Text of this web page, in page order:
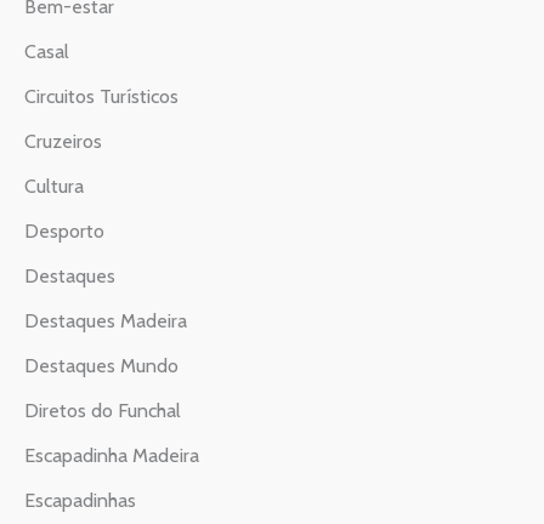
Bem-estar
Casal
Circuitos Turísticos
Cruzeiros
Cultura
Desporto
Destaques
Destaques Madeira
Destaques Mundo
Diretos do Funchal
Escapadinha Madeira
Escapadinhas